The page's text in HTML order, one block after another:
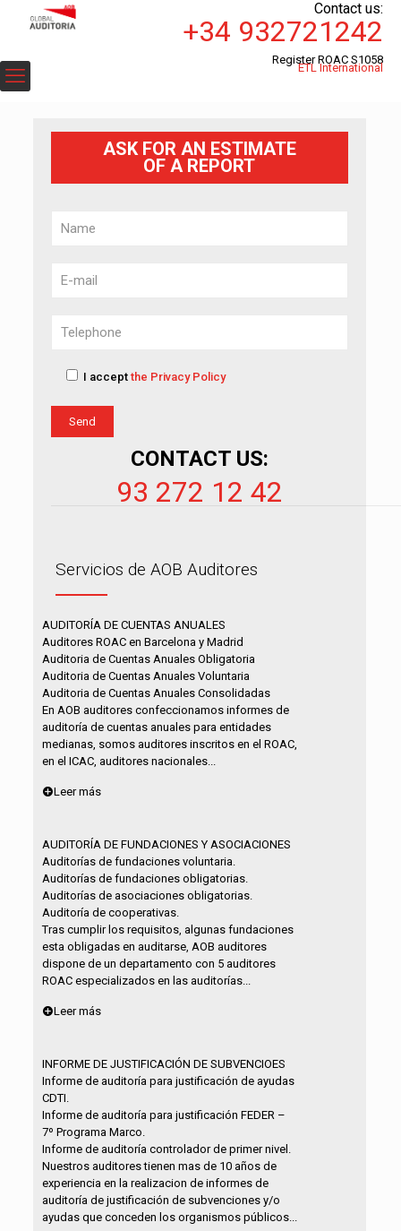
Contact us:
+34 932721242
Register ROAC S1058
ETL International
ASK FOR AN ESTIMATE
OF A REPORT
I acceptthe Privacy Policy
CONTACT US:
93 272 12 42
Servicios de AOB Auditores
AUDITORÍA DE CUENTAS ANUALES
Auditores ROAC en Barcelona y Madrid
Auditoria de Cuentas Anuales Obligatoria
Auditoria de Cuentas Anuales Voluntaria
Auditoria de Cuentas Anuales Consolidadas
En AOB auditores confeccionamos informes de
auditoría de cuentas anuales para entidades
medianas, somos auditores inscritos en el ROAC,
en el ICAC, auditores nacionales...
Leer más
AUDITORÍA DE FUNDACIONES Y ASOCIACIONES
Auditorías de fundaciones voluntaria.
Auditorías de fundaciones obligatorias.
Auditorías de asociaciones obligatorias.
Auditoría de cooperativas.
Tras cumplir los requisitos, algunas fundaciones
esta obligadas en auditarse, AOB auditores
dispone de un departamento con 5 auditores
ROAC especializados en las auditorías...
Leer más
INFORME DE JUSTIFICACIÓN DE SUBVENCIOES
Informe de auditoría para justificación de ayudas
CDTI.
Informe de auditoría para justificación FEDER –
7º Programa Marco.
Informe de auditoría controlador de primer nivel.
Nuestros auditores tienen mas de 10 años de
experiencia en la realizacion de informes de
auditoría de justificación de subvenciones y/o
ayudas que conceden los organismos públicos...